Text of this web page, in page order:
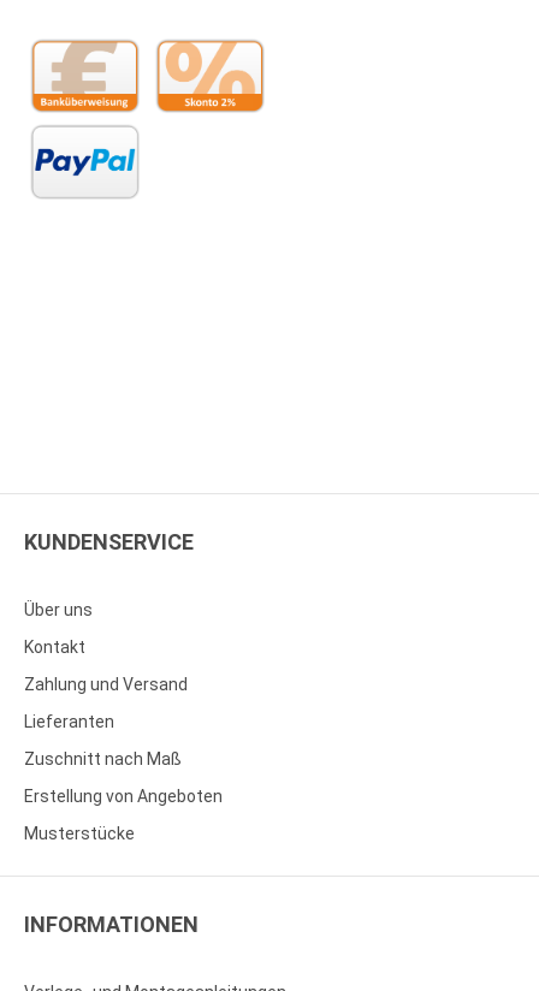
KUNDENSERVICE
Über uns
Kontakt
Zahlung und Versand
Lieferanten
Zuschnitt nach Maß
Erstellung von Angeboten
Musterstücke
INFORMATIONEN